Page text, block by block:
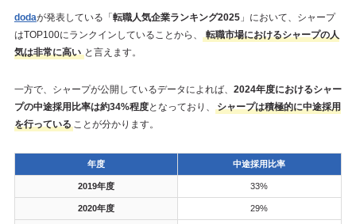
dodaが発表している「 転職人気企業ランキング2025」において、シャープ
はTOP100にランクインしていることから、
転職市場におけるシャープの人
気は非常に高い と言えます。
一方で、シャープが公開しているデータによれば、 2024年度におけるシャー
プの中途採用比率は約34%程度となっており、
シャープは積極的に中途採用
を行っていることが分かります。
年度 中途採用比率
2019年度 33%
2020年度 29%